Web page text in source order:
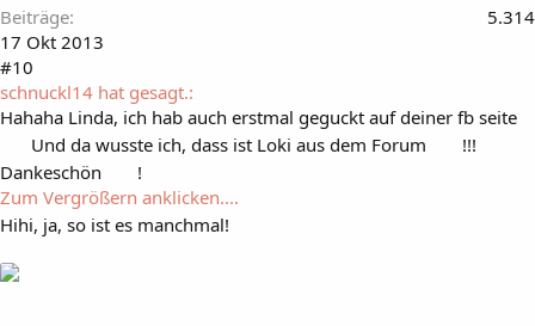
Beiträge
5.314
17 Okt 2013
#10
schnuckl14 hat gesagt.:
Hahaha Linda, ich hab auch erstmal geguckt auf deiner fb seite
Und da wusste ich, dass ist Loki aus dem Forum
!!!
Dankeschön
!
Zum Vergrößern anklicken....
Hihi, ja, so ist es manchmal!